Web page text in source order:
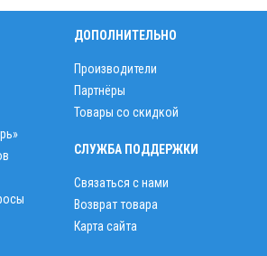
ДОПОЛНИТЕЛЬНО
Производители
Партнёры
Товары со скидкой
СЛУЖБА ПОДДЕРЖКИ
Связаться с нами
Возврат товара
Карта сайта